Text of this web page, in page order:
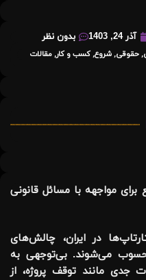
آذر 24, 1403 بدون نظر
,حقوقی,شروع,کسب و کار,مقالات
برای مواجهه با مسائل قانونی
در ایران، چالش‌های
می‌شوند. بی‌توجهی به
جدی مانند توقف پروژه، از